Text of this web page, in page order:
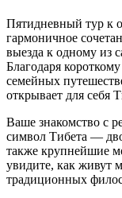
Пятидневный тур к
гармоничное
выезда к одному из
Благодаря
семейных
открывает для себя
Ваше знакомство с
символ Тибета —
также крупнейшие
увидите, как живут
традиционных